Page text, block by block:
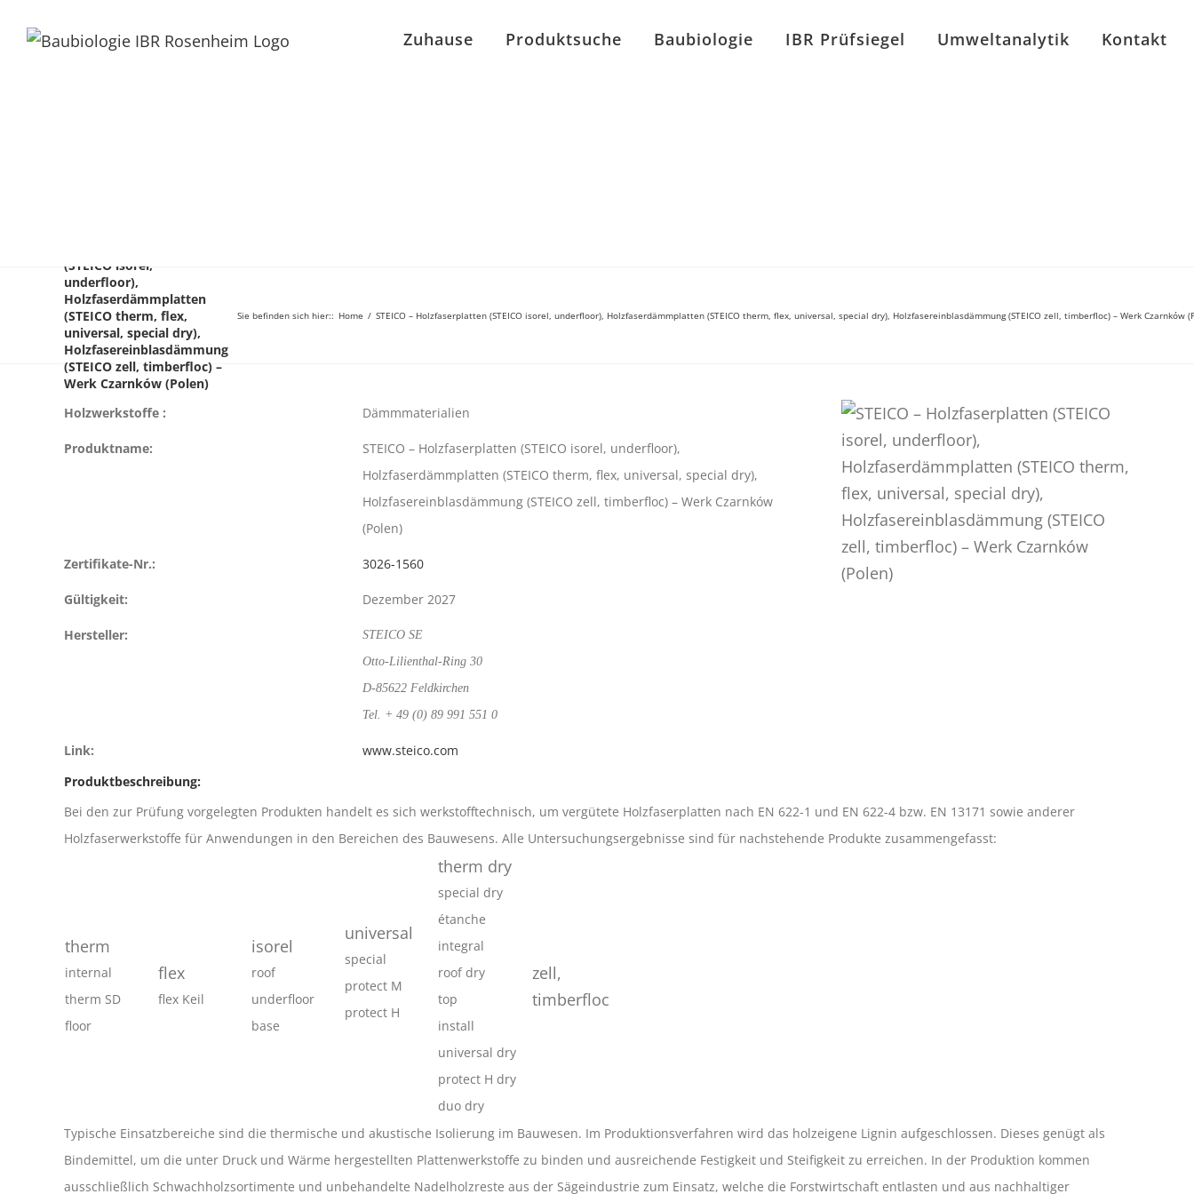
Zuhause Produktsuche Baubiologie IBR Prüfsiegel Umweltanalytik Kontakt
(STEICO isorel,
underfloor),
Holzfaserdämmplatten
(STEICO therm, flex,
universal, special dry),
Holzfasereinblasdämmung
(STEICO zell, timberfloc) –
Werk Czarnków (Polen)
Sie befinden sich hier:: Home / STEICO – Holzfaserplatten (STEICO isorel, underfloor), Holzfaserdämmplatten (STEICO therm, flex, universal, special dry), Holzfasereinblasdämmung (STEICO zell, timberfloc) – Werk Czarnków
Holzwerkstoffe : Dämmmaterialien
Produktname:
STEICO – Holzfaserplatten (STEICO isorel, underfloor),
Holzfaserdämmplatten (STEICO therm, flex, universal, special dry),
Holzfasereinblasdämmung (STEICO zell, timberfloc) – Werk Czarnków
(Polen)
Zertifikate-Nr.: 3026-1560
Gültigkeit: Dezember 2027
Hersteller:
STEICO SE
Otto-Lilienthal-Ring 30
D-85622 Feldkirchen
Tel. + 49 (0) 89 991 551 0
Link:
www.steico.com
Produktbeschreibung:
Bei den zur Prüfung vorgelegten Produkten handelt es sich werkstofftechnisch, um vergütete Holzfaserplatten nach EN 622-1 und EN 622-4 bzw. EN 13171 sowie anderer
Holzfaserwerkstoffe für Anwendungen in den Bereichen des Bauwesens. Alle Untersuchungsergebnisse sind für nachstehende Produkte zusammengefasst:
therm
internal
therm SD
floor
flex
flex Keil
isorel
roof
underfloor
base
universal
special
protect M
protect H
therm dry
special dry
étanche
integral
roof dry
top
install
universal dry
protect H dry
duo dry
zell,
timberfloc
Typische Einsatzbereiche sind die thermische und akustische Isolierung im Bauwesen. Im Produktionsverfahren wird das holzeigene Lignin aufgeschlossen. Dieses genügt als
Bindemittel, um die unter Druck und Wärme hergestellten Plattenwerkstoffe zu binden und ausreichende Festigkeit und Steifigkeit zu erreichen. In der Produktion kommen
ausschließlich Schwachholzsortimente und unbehandelte Nadelholzreste aus der Sägeindustrie zum Einsatz, welche die Forstwirtschaft entlasten und aus nachhaltiger